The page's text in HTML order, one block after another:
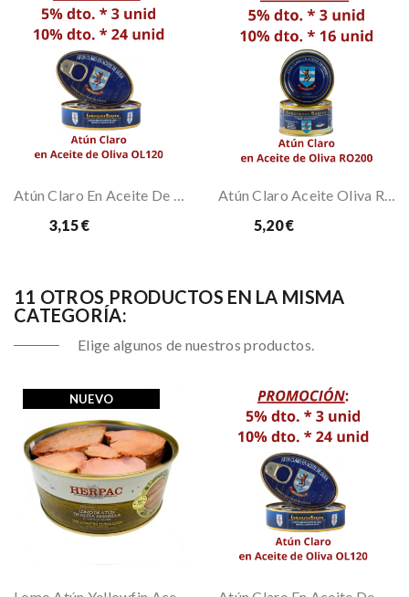
3,15 € 5,20 €
11 OTROS PRODUCTOS EN LA MISMA
CATEGORÍA:
Elige algunos de nuestros productos.
NUEVO